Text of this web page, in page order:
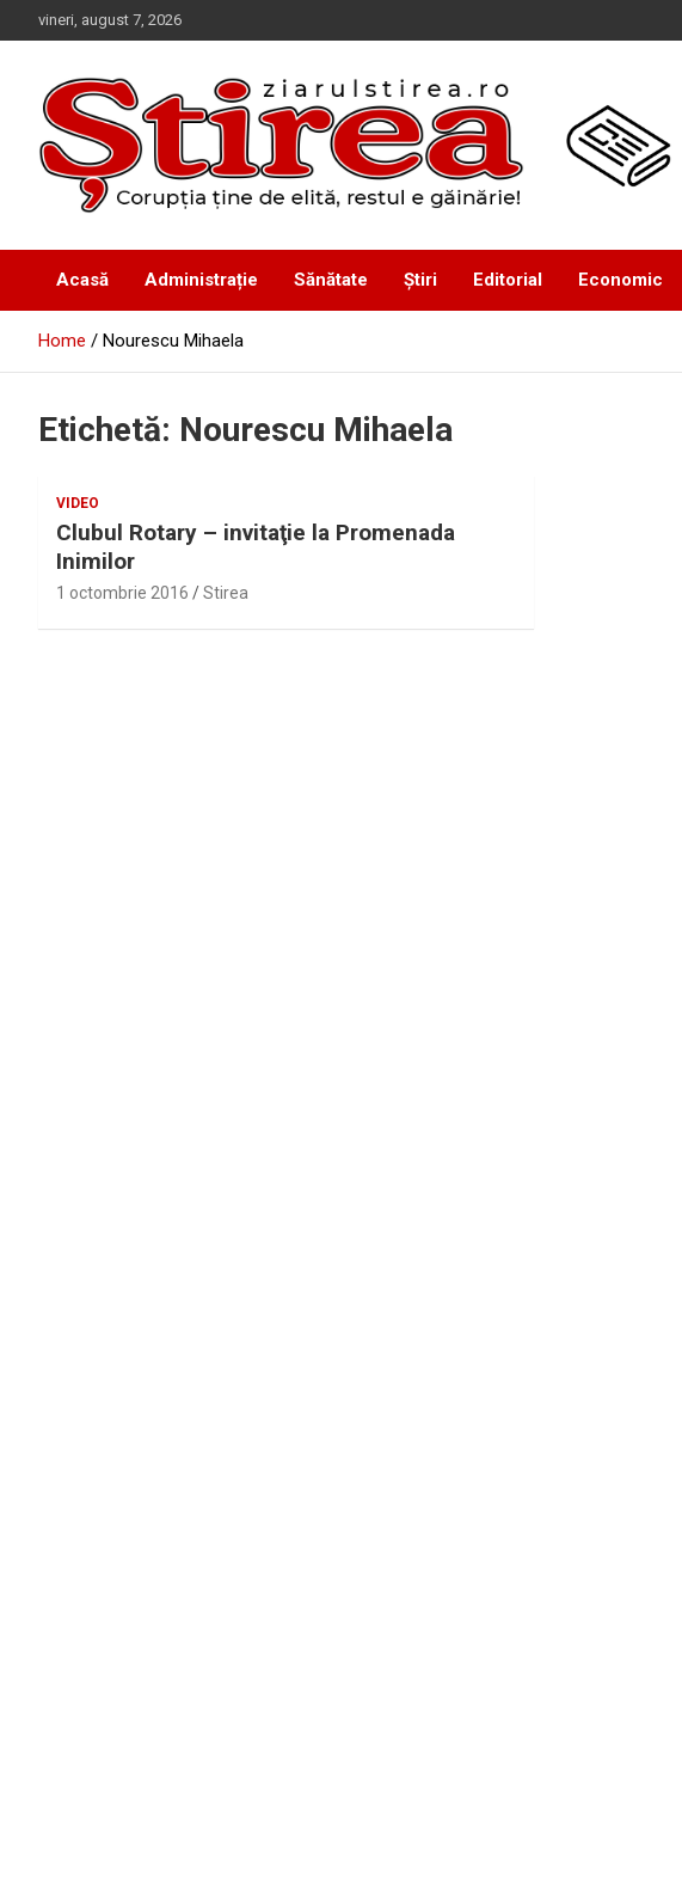
to
vineri, august 7, 2026
Ziarul Știrea
Acasă Administrație Sănătate Știri Editorial Economic
Home Nourescu Mihaela
Etichetă: Nourescu Mihaela
VIDEO
Clubul Rotary – invitaţie la Promenada
Inimilor
1 octombrie 2016 Stirea